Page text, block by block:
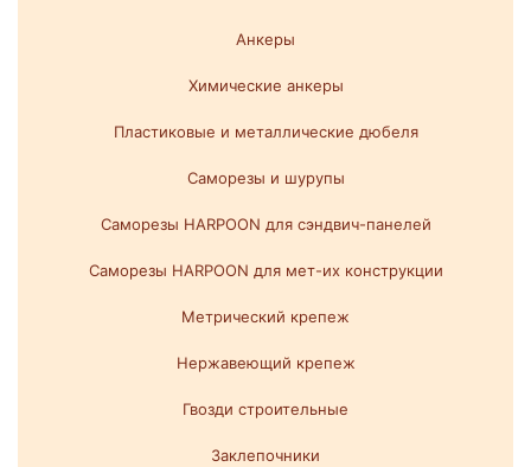
Анкеры
Химические анкеры
Пластиковые и металлические дюбеля
Саморезы и шурупы
Саморезы HARPOON для сэндвич-панелей
Саморезы HARPOON для мет-их конструкции
Метрический крепеж
Нержавеющий крепеж
Гвозди строительные
Заклепочники